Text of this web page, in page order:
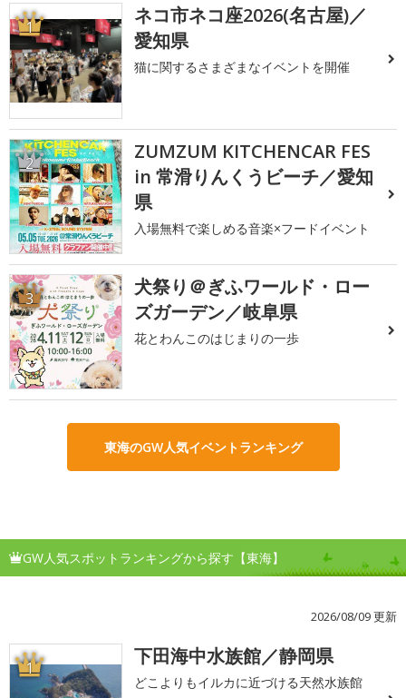
1
ネコ市ネコ座2026(名古屋)／
愛知県
猫に関するさまざまなイベントを開催
2
ZUMZUM KITCHENCAR FES
in 常滑りんくうビーチ／愛知
県
入場無料で楽しめる音楽×フードイベント
3
犬祭り＠ぎふワールド・ロー
ズガーデン／岐阜県
花とわんこのはじまりの一歩
東海のGW人気イベントランキング
GW人気スポットランキングから探す【東海】
2026/08/09 更新
1 下田海中水族館／静岡県
どこよりもイルカに近づける天然水族館